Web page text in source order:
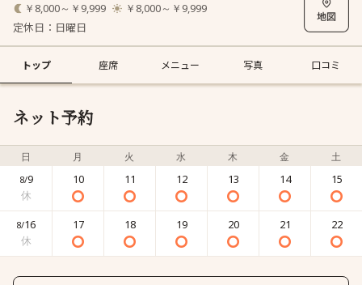
￥8,000～￥9,999 ￥8,000～￥9,999
定休日：日曜日
トップ 座席 メニュー 写真 口コミ
ネット予約
日 月 火 水 木 金 土
8/9 10 11 12 13 14 15
8/16 17 18 19 20 21 22